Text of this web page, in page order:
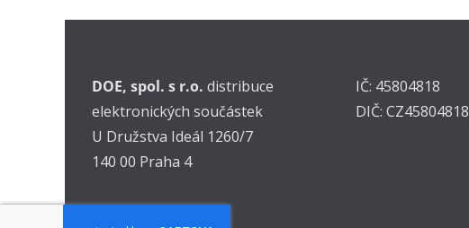
DOE, spol. s r.o. distribuce
elektronických součástek
U Družstva Ideál 1260/7
140 00 Praha 4
IČ: 45804818
DIČ: CZ45804818